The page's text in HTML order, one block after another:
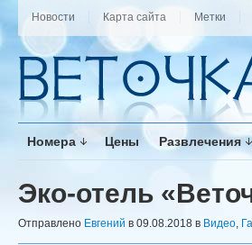
Новости Карта сайта Метки
Номера Цены Развлечения
Эко-отель
Отправлено Евгений в 09.08.2018 в Видео,